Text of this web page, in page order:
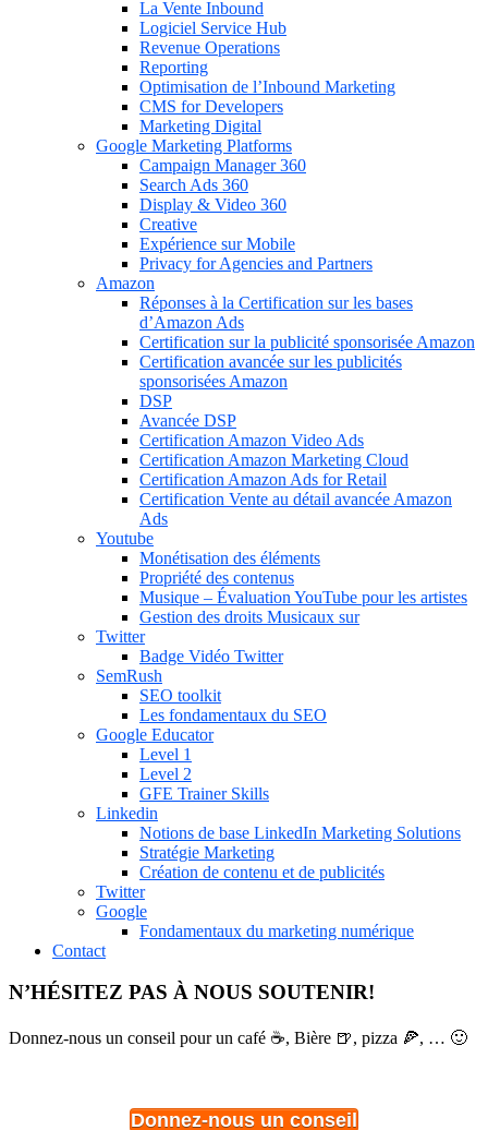
La Vente Inbound
Logiciel Service Hub
Revenue Operations
Reporting
Optimisation de l’Inbound Marketing
CMS for Developers
Marketing Digital
Google Marketing Platforms
Campaign Manager 360
Search Ads 360
Display & Video 360
Creative
Expérience sur Mobile
Privacy for Agencies and Partners
Amazon
Réponses à la Certification sur les bases
d’Amazon Ads
Certification sur la publicité sponsorisée Amazon
Certification avancée sur les publicités
sponsorisées Amazon
DSP
Avancée DSP
Certification Amazon Video Ads
Certification Amazon Marketing Cloud
Certification Amazon Ads for Retail
Certification Vente au détail avancée Amazon
Ads
Youtube
Monétisation des éléments
Propriété des contenus
Musique – Évaluation YouTube pour les artistes
Gestion des droits Musicaux sur
Twitter
Badge Vidéo Twitter
SemRush
SEO toolkit
Les fondamentaux du SEO
Google Educator
Level 1
Level 2
GFE Trainer Skills
Linkedin
Notions de base LinkedIn Marketing Solutions
Stratégie Marketing
Création de contenu et de publicités
Twitter
Google
Fondamentaux du marketing numérique
Contact
N’HÉSITEZ PAS À NOUS SOUTENIR!
Donnez-nous un conseil pour un café ☕, Bière 🍺, pizza 🍕, … 🙂
Donnez-nous un conseil